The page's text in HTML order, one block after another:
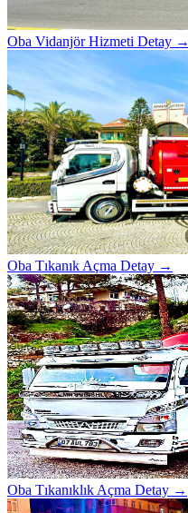
Oba Vidanjör Hizmeti Detay →
Oba Tıkanık Açma Detay →
Oba Tıkanıklık Açma Detay →